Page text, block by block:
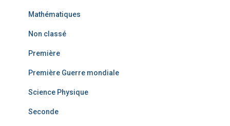
Mathématiques
Non classé
Première
Première Guerre mondiale
Science Physique
Seconde